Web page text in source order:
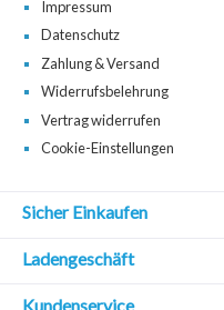
Kundenservice
Impressum
Datenschutz
Zahlung & Versand
Widerrufsbelehrung
Vertrag widerrufen
Cookie-Einstellungen
Sicher Einkaufen
Ladengeschäft